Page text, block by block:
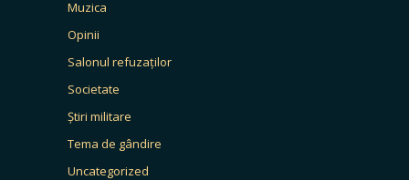
Muzica
Opinii
Salonul refuzaților
Societate
Știri militare
Tema de gândire
Uncategorized